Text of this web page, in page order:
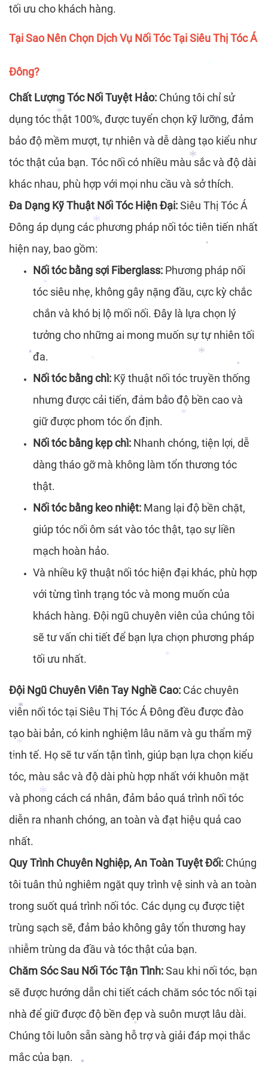
*
*
*
*
*
*
*
*
*
*
*
*
*
*
*
tối ưu cho khách hàng.
Tại Sao Nên Chọn Dịch Vụ Nối Tóc Tại Siêu Thị Tóc Á
Đông?
Chất Lượng Tóc Nối Tuyệt Hảo: Chúng tôi chỉ sử
dụng tóc thật 100%, được tuyển chọn kỹ lưỡng, đảm
bảo độ mềm mượt, tự nhiên và dễ dàng tạo kiểu như
tóc thật của bạn. Tóc nối có nhiều màu sắc và độ dài
khác nhau, phù hợp với mọi nhu cầu và sở thích.
Đa Dạng Kỹ Thuật Nối Tóc Hiện Đại:Siêu Thị Tóc Á
Đông áp dụng các phương pháp nối tóc tiên tiến nhất
hiện nay, bao gồm:
Nối tóc bằng sợi Fiberglass: Phương pháp nối
tóc siêu nhẹ, không gây nặng đầu, cực kỳ chắc
chắn và khó bị lộ mối nối. Đây là lựa chọn lý
tưởng cho những ai mong muốn sự tự nhiên tối
đa.
Nối tóc bằng chì: Kỹ thuật nối tóc truyền thống
nhưng được cải tiến, đảm bảo độ bền cao và
giữ được phom tóc ổn định.
Nối tóc bằng kẹp chì: Nhanh chóng, tiện lợi, dễ
dàng tháo gỡ mà không làm tổn thương tóc
thật.
Nối tóc bằng keo nhiệt: Mang lại độ bền chặt,
giúp tóc nối ôm sát vào tóc thật, tạo sự liền
mạch hoàn hảo.
Và nhiều kỹ thuật nối tóc hiện đại khác, phù hợp
với từng tình trạng tóc và mong muốn của
khách hàng. Đội ngũ chuyên viên của chúng tôi
sẽ tư vấn chi tiết để bạn lựa chọn phương pháp
tối ưu nhất.
Đội Ngũ Chuyên Viên Tay Nghề Cao: Các chuyên
viên nối tóc tại Siêu Thị Tóc Á Đông đều được đào
tạo bài bản, có kinh nghiệm lâu năm và gu thẩm mỹ
tinh tế. Họ sẽ tư vấn tận tình, giúp bạn lựa chọn kiểu
tóc, màu sắc và độ dài phù hợp nhất với khuôn mặt
và phong cách cá nhân, đảm bảo quá trình nối tóc
diễn ra nhanh chóng, an toàn và đạt hiệu quả cao
nhất.
Quy Trình Chuyên Nghiệp, An Toàn Tuyệt Đối: Chúng
tôi tuân thủ nghiêm ngặt quy trình vệ sinh và an toàn
trong suốt quá trình nối tóc. Các dụng cụ được tiệt
trùng sạch sẽ, đảm bảo không gây tổn thương hay
nhiễm trùng da đầu và tóc thật của bạn.
Chăm Sóc Sau Nối Tóc Tận Tình:Sau khi nối tóc, bạn
sẽ được hướng dẫn chi tiết cách chăm sóc tóc nối tại
nhà để giữ được độ bền đẹp và suôn mượt lâu dài.
Chúng tôi luôn sẵn sàng hỗ trợ và giải đáp mọi thắc
mắc của bạn.